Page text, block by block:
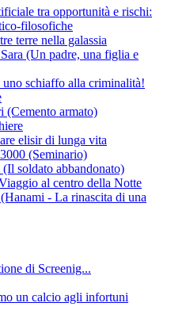
tra opportunità e rischi:
filosofiche
terre nella galassia
(Un padre, una figlia e
schiaffo alla criminalità!
(Cemento armato)
elisir di lunga vita
(Seminario)
soldato abbandonato)
al centro della Notte
- La rinascita di una
di Screenig...
un calcio agli infortuni